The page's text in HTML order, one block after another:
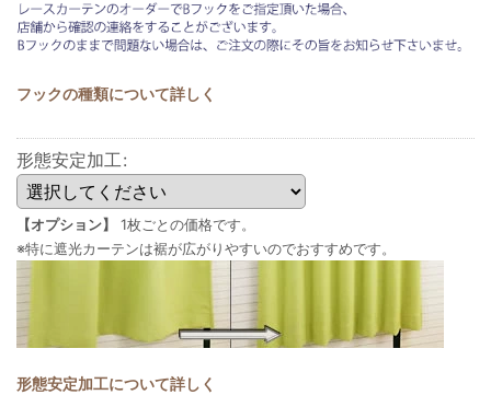
フックの種類について詳しく
形態安定加工:
【オプション】
1枚ごとの価格です。
※特に遮光カーテンは裾が広がりやすいのでおすすめです。
形態安定加工について詳しく